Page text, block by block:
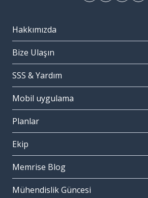
Hakkımızda
Bize Ulaşın
SSS & Yardım
Mobil uygulama
Planlar
Ekip
Memrise Blog
Mühendislik Güncesi